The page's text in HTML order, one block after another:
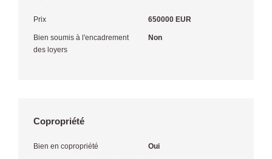
Prix 650000 EUR
Bien soumis à l'encadrement
des loyers
Non
Copropriété
Bien en copropriété Oui